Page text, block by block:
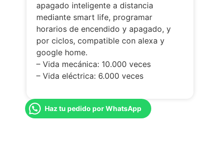
apagado inteligente a distancia
mediante smart life, programar
horarios de encendido y apagado, y
por ciclos, compatible con alexa y
google home.
– Vida mecánica: 10.000 veces
– Vida eléctrica: 6.000 veces
Haz tu pedido por WhatsApp